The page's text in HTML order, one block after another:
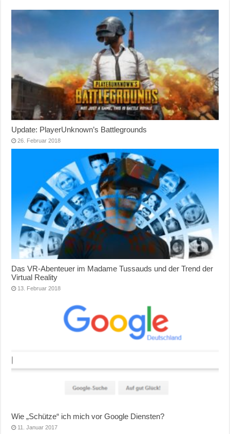
Update: PlayerUnknown’s Battlegrounds
26. Februar 2018
Das VR-Abenteuer im Madame Tussauds und der Trend der
Virtual Reality
13. Februar 2018
Wie „Schütze“ ich mich vor Google Diensten?
11. Januar 2017